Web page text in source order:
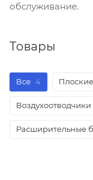
обслуживание.
Товары
Все 4 Плоские
Расширительные